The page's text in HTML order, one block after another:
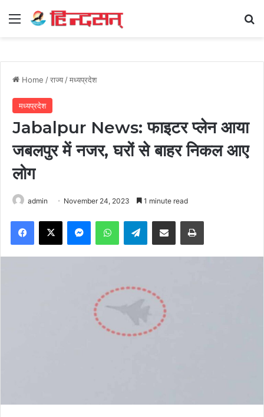
Menu
Home /राज्य /मध्यप्रदेश
मध्यप्रदेश
Jabalpur News: फाइटर प्लेन आया
जबलपुर में नजर, घरों से बाहर निकल आए
लोग
admin November 24, 2023 1 minute read
Facebook
X MessengerWhatsAppTelegramShare via Email Print